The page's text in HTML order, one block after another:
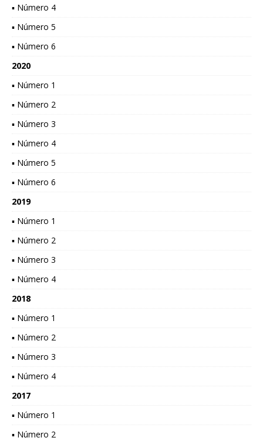
▪ Número 4
▪ Número 5
▪ Número 6
2020
▪ Número 1
▪ Número 2
▪ Número 3
▪ Número 4
▪ Número 5
▪ Número 6
2019
▪ Número 1
▪ Número 2
▪ Número 3
▪ Número 4
2018
▪ Número 1
▪ Número 2
▪ Número 3
▪ Número 4
2017
▪ Número 1
▪ Número 2